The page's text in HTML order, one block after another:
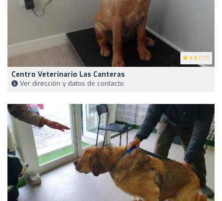
4.9 (177)
Centro Veterinario Las Canteras
Ver dirección y datos de contacto